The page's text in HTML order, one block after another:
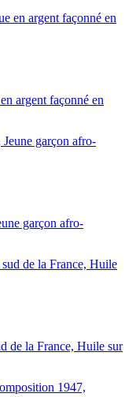
argent façonné en
garçon afro-
de la France, Huile sur